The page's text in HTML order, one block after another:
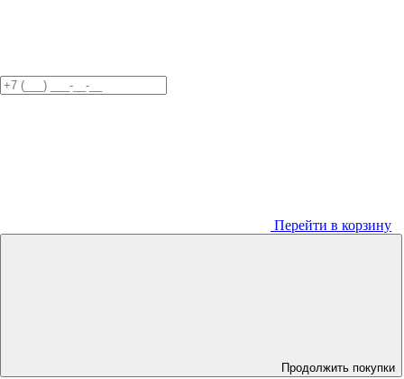
Перейти в корзину
Продолжить покупки